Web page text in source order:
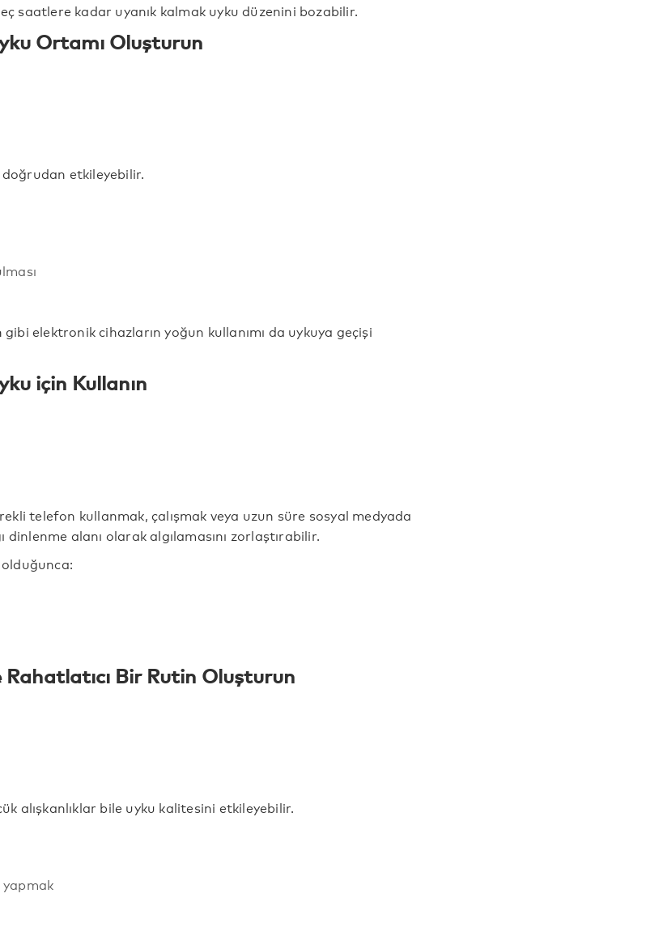
saatlere kadar uyanık kalmak uyku düzenini bozabilir.
Ortamı Oluşturun
etkileyebilir.
elektronik cihazların yoğun kullanımı da uykuya geçişi
için Kullanın
telefon kullanmak, çalışmak veya uzun süre sosyal medyada
alanı olarak algılamasını zorlaştırabilir.
Bir Rutin Oluşturun
alışkanlıklar bile uyku kalitesini etkileyebilir.